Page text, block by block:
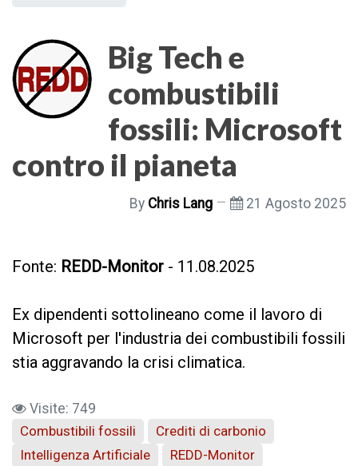
Big Tech e
combustibili
fossili: Microsoft
contro il pianeta
By Chris Lang 21 Agosto 2025
Fonte: REDD-Monitor - 11.08.2025
Ex dipendenti sottolineano come il lavoro di
Microsoft per l'industria dei combustibili fossili
stia aggravando la crisi climatica.
Visite: 749
Combustibili fossili
Crediti di carbonio
Intelligenza Artificiale
REDD-Monitor